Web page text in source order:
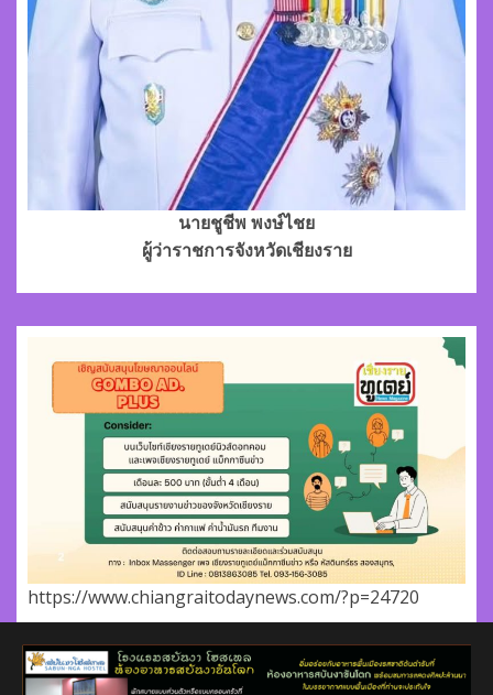
นายชูชีพ พงษ์ไชย
ผู้ว่าราชการจังหวัดเชียงราย
https://www.chiangraitodaynews.com/?p=24720